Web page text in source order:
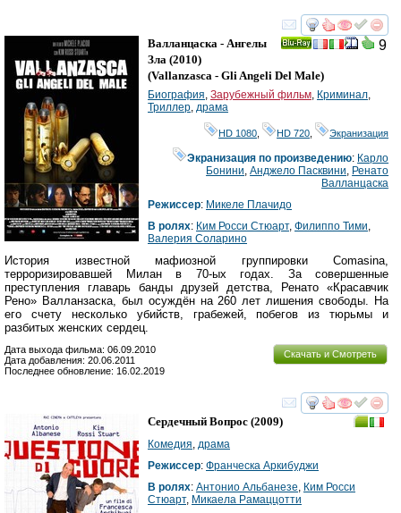
смотреть
9
Валланцаска - Ангелы
Зла (2010)
(Vallanzasca - Gli Angeli Del Male)
Биография, Зарубежный фильм, Криминал,
Триллер, драма
HD 1080 HD 720 Экранизация
Экранизация по произведению: Карло
Бонини,Анджело Пасквини, Ренато
Валланцаска
Режиссер: Микеле Плачидо
В ролях: Ким Росси Стюарт, Филиппо Тими,
Валерия Соларино
История известной мафиозной группировки Comasina,
терроризировавшей Милан в 70-ых годах. За совершенные
преступления главарь банды друзей детства, Ренато «Красавчик
Рено» Валланзаска, был осуждён на 260 лет лишения свободы. На
его счету несколько убийств, грабежей, побегов из тюрьмы и
разбитых женских сердец.
Скачать и Смотреть
Дата выхода фильма: 06.09.2010
Дата добавления: 20.06.2011
Последнее обновление: 16.02.2019
смотреть
Сердечный Вопрос (2009)
Комедия, драма
Режиссер: Франческа Аркибуджи
В ролях: Антонио Альбанезе, Ким Росси
Стюарт, Микаела Рамаццотти